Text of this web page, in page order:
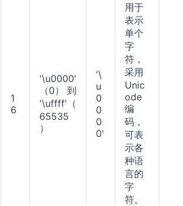
1
6
'\u0000'
（0） 到
'\uffff'（
65535
）
'\
u
0
0
0
0'
用于
表示
单个
字
符，
采用
Unic
ode
编
码，
可表
示各
种语
言的
字
符。